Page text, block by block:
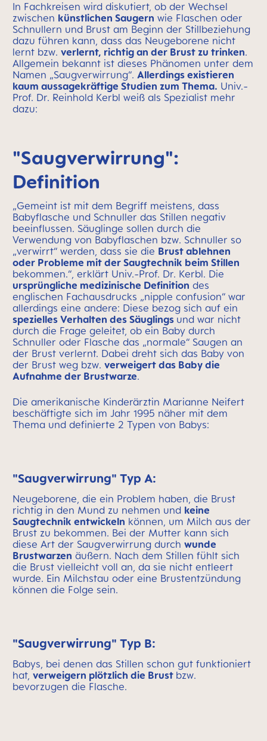
In Fachkreisen wird diskutiert, ob der Wechsel
zwischen künstlichen Saugern wie Flaschen oder
Schnullern und Brust am Beginn der Stillbeziehung
dazu führen kann, dass das Neugeborene nicht
lernt bzw. verlernt, richtig an der Brust zu trinken.
Allgemein bekannt ist dieses Phänomen unter dem
Namen „Saugverwirrung“. Allerdings existieren
kaum aussagekräftige Studien zum Thema. Univ.-
Prof. Dr. Reinhold Kerbl weiß als Spezialist mehr
dazu:
"Saugverwirrung":
Definition
„Gemeint ist mit dem Begriff meistens, dass
Babyflasche und Schnuller das Stillen negativ
beeinflussen. Säuglinge sollen durch die
Verwendung von Babyflaschen bzw. Schnuller so
„verwirrt“ werden, dass sie die Brust ablehnen
oder Probleme mit der Saugtechnik beim Stillen
bekommen.“, erklärt Univ.-Prof. Dr. Kerbl. Die
ursprüngliche medizinische Definition des
englischen Fachausdrucks „nipple confusion“ war
allerdings eine andere: Diese bezog sich auf ein
spezielles Verhalten des Säuglings und war nicht
durch die Frage geleitet, ob ein Baby durch
Schnuller oder Flasche das „normale“ Saugen an
der Brust verlernt. Dabei dreht sich das Baby von
der Brust weg bzw. verweigert das Baby die
Aufnahme der Brustwarze.
Die amerikanische Kinderärztin Marianne Neifert
beschäftigte sich im Jahr 1995 näher mit dem
Thema und definierte 2 Typen von Babys:
"Saugverwirrung" Typ A:
Neugeborene, die ein Problem haben, die Brust
richtig in den Mund zu nehmen und keine
Saugtechnik entwickeln können, um Milch aus der
Brust zu bekommen. Bei der Mutter kann sich
diese Art der Saugverwirrung durch wunde
Brustwarzen äußern. Nach dem Stillen fühlt sich
die Brust vielleicht voll an, da sie nicht entleert
wurde. Ein Milchstau oder eine Brustentzündung
können die Folge sein.
"Saugverwirrung" Typ B:
Babys, bei denen das Stillen schon gut funktioniert
hat, verweigern plötzlich die Brust bzw.
bevorzugen die Flasche.